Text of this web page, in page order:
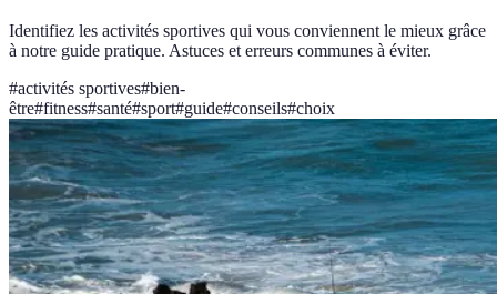
Identifiez les activités sportives qui vous conviennent le mieux grâce
à notre guide pratique. Astuces et erreurs communes à éviter.
#activités sportives#bien-
être#fitness#santé#sport#guide#conseils#choix